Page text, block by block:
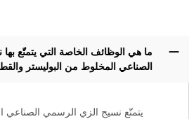
ما هي الوظائف الخاصة التي يتمتّع
الصناعي المخلوط من البوليستر
يتمتّع نسيج الزي الرسمي الصناعي